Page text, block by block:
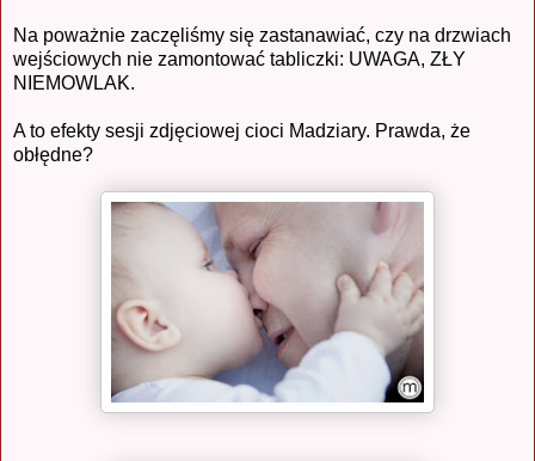
Na poważnie zaczęliśmy się zastanawiać, czy na drzwiach
wejściowych nie zamontować tabliczki: UWAGA, ZŁY
NIEMOWLAK.
A to efekty sesji zdjęciowej cioci Madziary. Prawda, że
obłędne?